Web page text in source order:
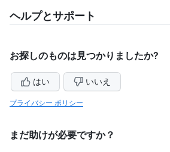
ヘルプとサポート
お探しのものは見つかりましたか?
はい いいえ
プライバシー ポリシー
まだ助けが必要ですか？